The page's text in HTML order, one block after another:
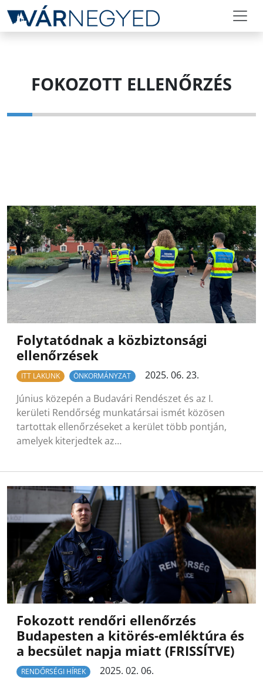
FOKOZOTT ELLENŐRZÉS
Folytatódnak a közbiztonsági
ellenőrzések
ITT LAKUNK ÖNKORMÁNYZAT
2025. 06. 23.
Június közepén a Budavári Rendészet és az I.
kerületi Rendőrség munkatársai ismét közösen
tartottak ellenőrzéseket a kerület több pontján,
amelyek kiterjedtek az…
Fokozott rendőri ellenőrzés
Budapesten a kitörés-emléktúra és
a becsület napja miatt (FRISSÍTVE)
RENDŐRSÉGI HÍREK
2025. 02. 06.